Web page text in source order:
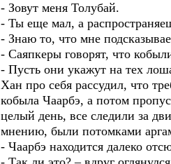
- Зовут меня Толубай.
- Ты еще мал, а
- Знаю то, что мне
- Саяпкеры говорят, что
- Пусть они укажут на тех
Хан про себя рассудил, что
кобыла Чаарбэ, а потом
целый день, все следили за
мнению, были потомками
- Чаарбэ находится далеко